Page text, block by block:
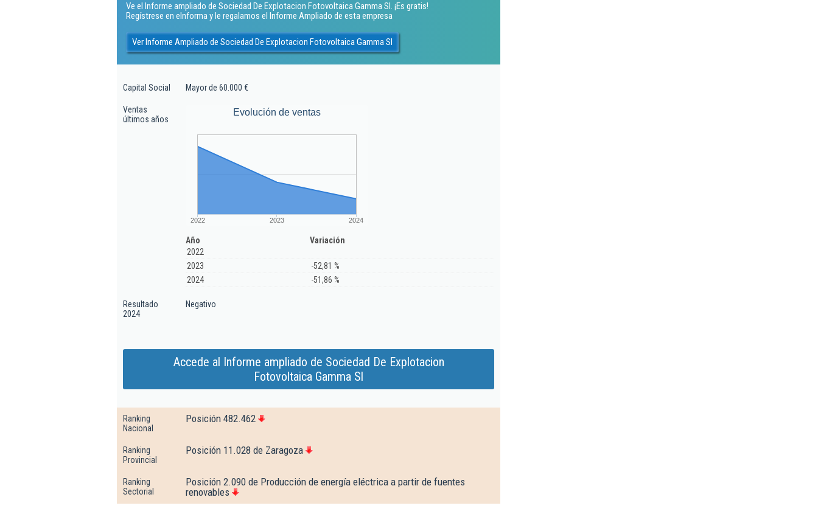
Ve el Informe ampliado de Sociedad De Explotacion Fotovoltaica Gamma Sl. ¡Es gratis!
Regístrese en eInforma y le regalamos el Informe Ampliado de esta empresa
Ver Informe Ampliado de Sociedad De Explotacion Fotovoltaica Gamma Sl
Capital Social Mayor de 60.000 €
Ventas
últimos años
Evolución de ventas
2022 2023 2024
Año
Variación
2022
2023
-52,81 %
2024
-51,86 %
Resultado
2024
Negativo
Accede al Informe ampliado de Sociedad De Explotacion
Fotovoltaica Gamma Sl
Ranking
Nacional
Posición 482.462
Ranking
Provincial
Posición 11.028 de Zaragoza
Ranking
Sectorial
Posición 2.090 de Producción de energía eléctrica a partir de fuentes
renovables